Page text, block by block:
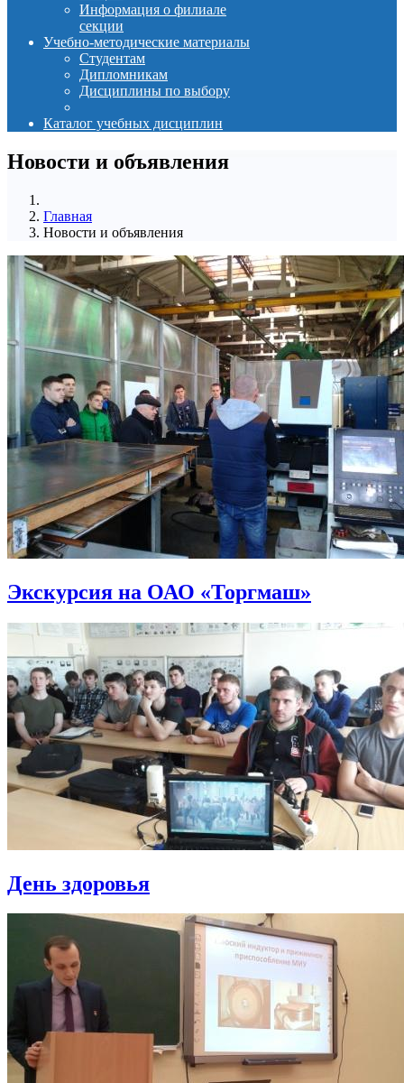
Информация о филиале
секции
Учебно-методические материалы
Студентам
Дипломникам
Дисциплины по выбору
Каталог учебных дисциплин
Новости и объявления
Главная
Новости и объявления
Экскурсия на ОАО «Торгмаш»
День здоровья